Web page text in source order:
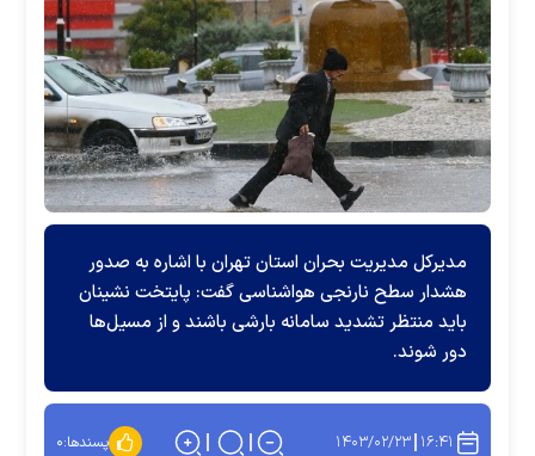
مدیرکل مدیریت بحران استان تهران با اشاره به صدور
هشدار سطح نارنجی هواشناسی گفت: پایتخت نشینان
باید منتظر تشدید سامانه بارشی باشند و از مسیل‌ها
دور شوند.
۱۶:۴۱ ۱۴۰۳/۰۲/۲۳ پسندها:۰